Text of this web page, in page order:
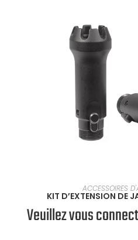
EN
ACCESSOIRES
KIT D’EXTENSION DE
Veuillez vous